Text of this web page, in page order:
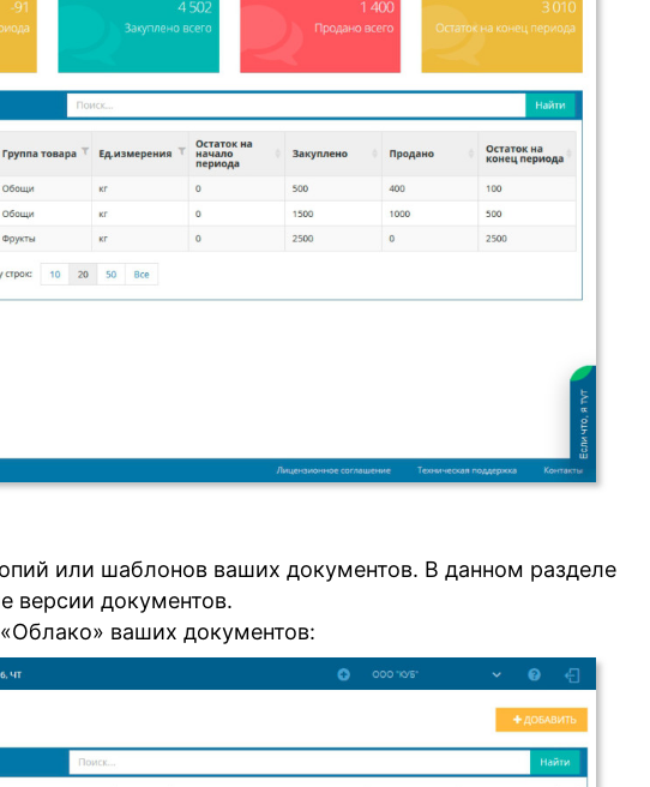
или шаблонов ваших документов. В данном разделе
версии документов.
ваших документов: